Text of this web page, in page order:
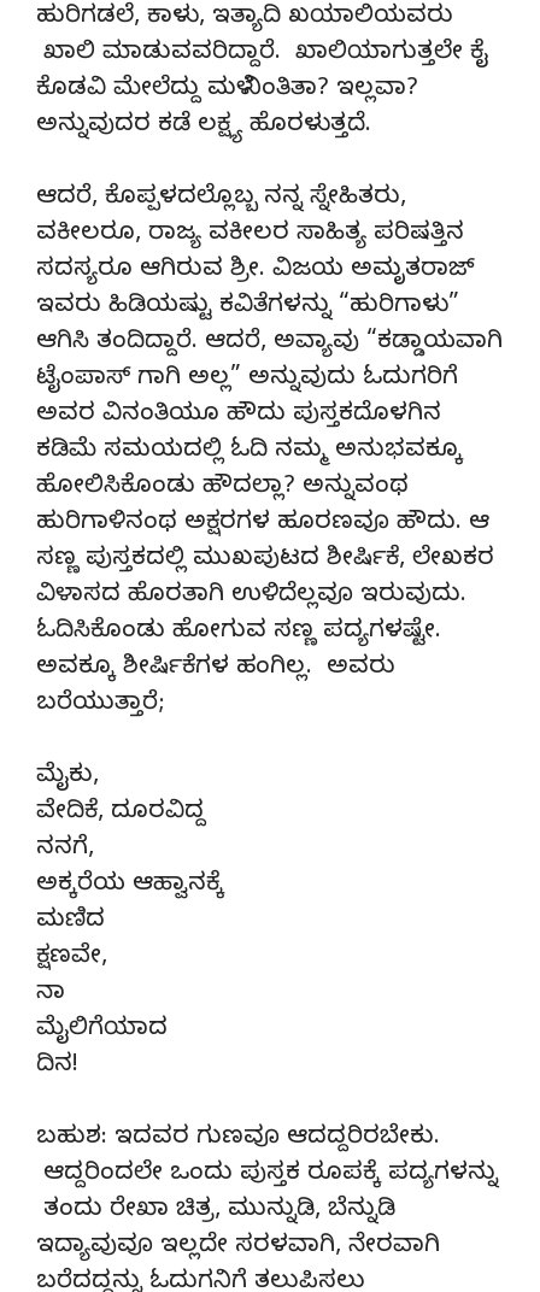
ಹುರಿಗಡಲೆ, ಕಾಳು, ಇತ್ಯಾದಿ ಖಯಾಲಿಯವರು
ಖಾಲಿ ಮಾಡುವವರಿದ್ದಾರೆ. ಖಾಲಿಯಾಗುತ್ತಲೇ ಕೈ
ಕೊಡವಿ ಮೇಲೆದ್ದು ಮಳೆ ನಿಂತಿತಾ? ಇಲ್ಲವಾ?
ಅನ್ನುವುದರ ಕಡೆ ಲಕ್ಷ್ಯ ಹೊರಳುತ್ತದೆ.
ಆದರೆ, ಕೊಪ್ಪಳದಲ್ಲೊಬ್ಬ ನನ್ನ ಸ್ನೇಹಿತರು,
ವಕೀಲರೂ, ರಾಜ್ಯ ವಕೀಲರ ಸಾಹಿತ್ಯ ಪರಿಷತ್ತಿನ
ಸದಸ್ಯರೂ ಆಗಿರುವ ಶ್ರೀ. ವಿಜಯ ಅಮೃತರಾಜ್
ಇವರು ಹಿಡಿಯಷ್ಟು ಕವಿತೆಗಳನ್ನು “ಹುರಿಗಾಳು”
ಆಗಿಸಿ ತಂದಿದ್ದಾರೆ. ಆದರೆ, ಅವ್ಯಾವು “ಕಡ್ಡಾಯವಾಗಿ
ಟೈಂಪಾಸ್ ಗಾಗಿ ಅಲ್ಲ” ಅನ್ನುವುದು ಓದುಗರಿಗೆ
ಅವರ ವಿನಂತಿಯೂ ಹೌದು ಪುಸ್ತಕದೊಳಗಿನ
ಕಡಿಮೆ ಸಮಯದಲ್ಲಿ ಓದಿ ನಮ್ಮ ಅನುಭವಕ್ಕೂ
ಹೋಲಿಸಿಕೊಂಡು ಹೌದಲ್ಲಾ? ಅನ್ನುವಂಥ
ಹುರಿಗಾಳಿನಂಥ ಅಕ್ಷರಗಳ ಹೂರಣವೂ ಹೌದು. ಆ
ಸಣ್ಣ ಪುಸ್ತಕದಲ್ಲಿ ಮುಖಪುಟದ ಶೀರ್ಷಿಕೆ, ಲೇಖಕರ
ವಿಳಾಸದ ಹೊರತಾಗಿ ಉಳಿದೆಲ್ಲವೂ ಇರುವುದು.
ಓದಿಸಿಕೊಂಡು ಹೋಗುವ ಸಣ್ಣ ಪದ್ಯಗಳಷ್ಟೇ.
ಅವಕ್ಕೂ ಶೀರ್ಷಿಕೆಗಳ ಹಂಗಿಲ್ಲ. ಅವರು
ಬರೆಯುತ್ತಾರೆ;
ಮೈಕು,
ವೇದಿಕೆ, ದೂರವಿದ್ದ
ನನಗೆ,
ಅಕ್ಕರೆಯ ಆಹ್ವಾನಕ್ಕೆ
ಮಣಿದ
ಕ್ಷಣವೇ,
ನಾ
ಮೈಲಿಗೆಯಾದ
ದಿನ!
ಬಹುಶ: ಇದವರ ಗುಣವೂ ಆದದ್ದರಿರಬೇಕು.
ಆದ್ದರಿಂದಲೇ ಒಂದು ಪುಸ್ತಕ ರೂಪಕ್ಕೆ ಪದ್ಯಗಳನ್ನು
ತಂದು ರೇಖಾ ಚಿತ್ರ, ಮುನ್ನುಡಿ, ಬೆನ್ನುಡಿ
ಇದ್ಯಾವುವೂ ಇಲ್ಲದೇ ಸರಳವಾಗಿ, ನೇರವಾಗಿ
ಬರೆದದ್ದನ್ನು ಓದುಗನಿಗೆ ತಲುಪಿಸಲು